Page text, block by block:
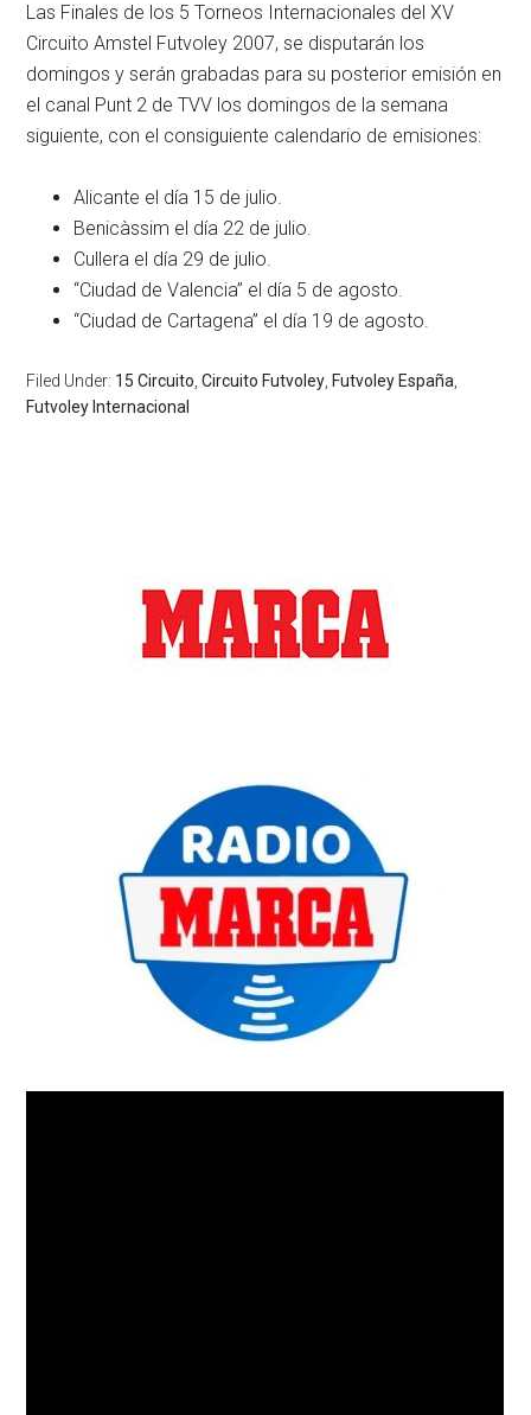
Las Finales de los 5 Torneos Internacionales del XV
Circuito Amstel Futvoley 2007, se disputarán los
domingos y serán grabadas para su posterior emisión en
el canal Punt 2 de TVV los domingos de la semana
siguiente, con el consiguiente calendario de emisiones:
Alicante el día 15 de julio.
Benicàssim el día 22 de julio.
Cullera el día 29 de julio.
“Ciudad de Valencia” el día 5 de agosto.
“Ciudad de Cartagena” el día 19 de agosto.
Filed Under: 15 Circuito ,Circuito Futvoley Futvoley España
Futvoley Internacional